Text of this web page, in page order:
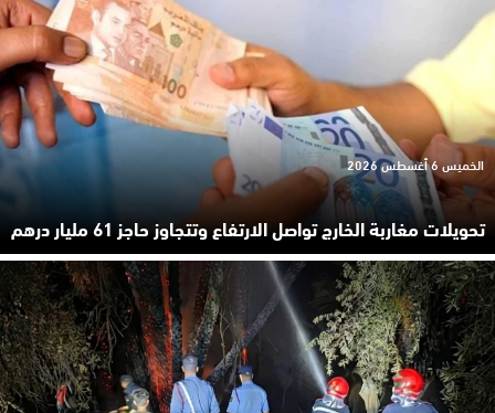
تحويلات مغاربة الخارج تواصل الارتفاع وتتجاوز حاجز 61 مليار درهم
الخميس 6 أغسطس 2026